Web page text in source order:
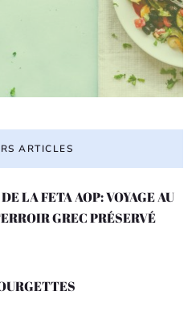
ARTICLES
LA FETA AOP: VOYAGE AU
GREC PRÉSERVÉ